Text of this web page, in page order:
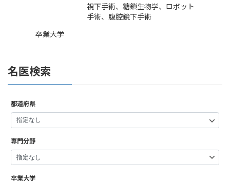
視下手術、糖鎖生物学、ロボット
手術、腹腔鏡下手術
卒業大学
名医検索
都道府県
専門分野
卒業大学